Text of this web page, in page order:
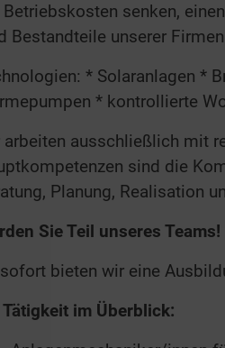
Betriebskosten senken,
Bestandteile unserer
* Solaranlagen *
* kontrollierte
arbeiten ausschließlich mit
sind die
Planung, Realisation
Sie Teil unseres Teams!
bieten wir eine
Tätigkeit im Überblick: